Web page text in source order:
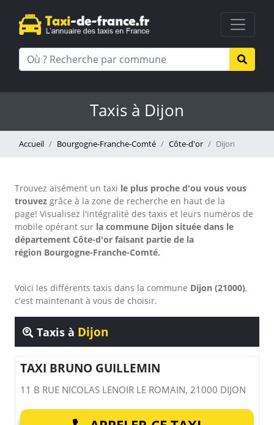
Taxis à Dijon
Accueil Bourgogne-Franche-Comté Côte-d'or Dijon
Trouvez aisément un taxi le plus proche d'ou vous vous
trouvez grâce à la zone de recherche en haut de la
page! Visualisez l'intégralité des taxis et leurs numéros de
mobile opérant sur la commune Dijon située dans le
département Côte-d'or faisant partie de la
région Bourgogne-Franche-Comté.
Voici les différents taxis dans la commune Dijon (21000),
c'est maintenant à vous de choisir.
Taxis à Dijon
TAXI BRUNO GUILLEMIN
11 B RUE NICOLAS LENOIR LE ROMAIN, 21000 DIJON